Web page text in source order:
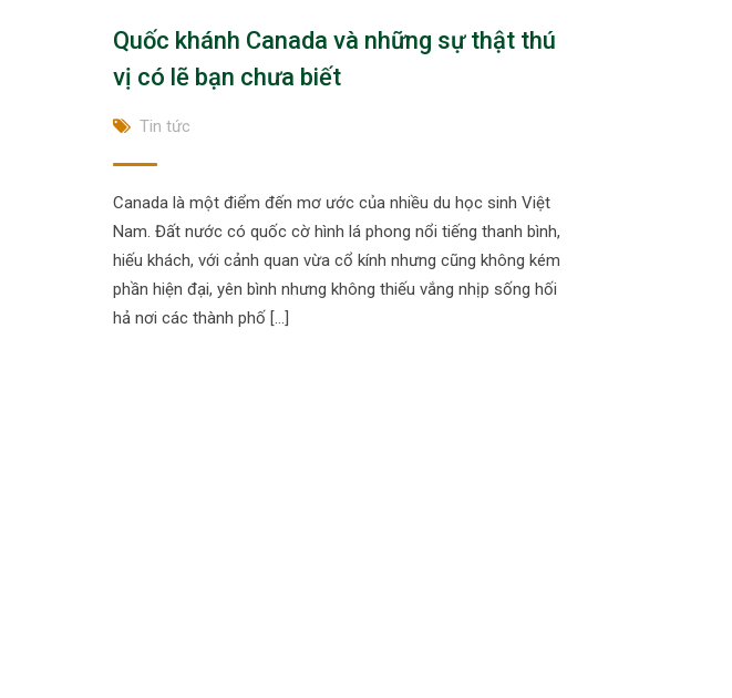
Quốc khánh Canada và những sự thật thú
vị có lẽ bạn chưa biết
Tin tức
Canada là một điểm đến mơ ước của nhiều du học sinh Việt
Nam. Đất nước có quốc cờ hình lá phong nổi tiếng thanh bình,
hiếu khách, với cảnh quan vừa cổ kính nhưng cũng không kém
phần hiện đại, yên bình nhưng không thiếu vắng nhịp sống hối
hả nơi các thành phố […]